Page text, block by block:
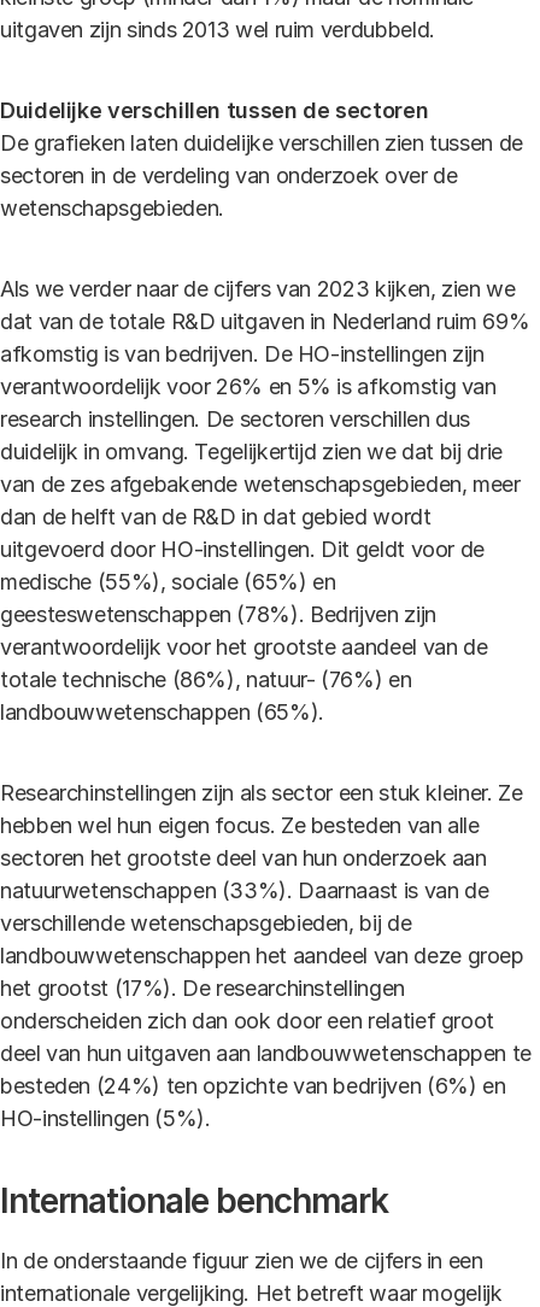
uitgaven zijn sinds 2013 wel ruim verdubbeld.
Duidelijke verschillen tussen de sectoren
De grafieken laten duidelijke verschillen zien tussen de
sectoren in de verdeling van onderzoek over de
wetenschapsgebieden.
Als we verder naar de cijfers van 2023 kijken, zien we
dat van de totale R&D uitgaven in Nederland ruim 69%
afkomstig is van bedrijven. De HO-instellingen zijn
verantwoordelijk voor 26% en 5% is afkomstig van
research instellingen. De sectoren verschillen dus
duidelijk in omvang. Tegelijkertijd zien we dat bij drie
van de zes afgebakende wetenschapsgebieden, meer
dan de helft van de R&D in dat gebied wordt
uitgevoerd door HO-instellingen. Dit geldt voor de
medische (55%), sociale (65%) en
geesteswetenschappen (78%). Bedrijven zijn
verantwoordelijk voor het grootste aandeel van de
totale technische (86%), natuur- (76%) en
landbouwwetenschappen (65%).
Researchinstellingen zijn als sector een stuk kleiner. Ze
hebben wel hun eigen focus. Ze besteden van alle
sectoren het grootste deel van hun onderzoek aan
natuurwetenschappen (33%). Daarnaast is van de
verschillende wetenschapsgebieden, bij de
landbouwwetenschappen het aandeel van deze groep
het grootst (17%). De researchinstellingen
onderscheiden zich dan ook door een relatief groot
deel van hun uitgaven aan landbouwwetenschappen te
besteden (24%) ten opzichte van bedrijven (6%) en
HO-instellingen (5%).
Internationale benchmark
In de onderstaande figuur zien we de cijfers in een
internationale vergelijking. Het betreft waar mogelijk